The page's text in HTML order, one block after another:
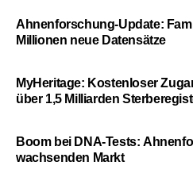
Ahnenforschung-Update:
Millionen neue Datensätze
MyHeritage: Kostenloser
über 1,5 Milliarden
Boom bei DNA-Tests:
wachsenden Markt